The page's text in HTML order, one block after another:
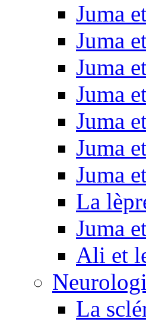
Juma
Juma
Juma
Juma
Juma
Juma
Juma
La
Juma
Ali et
La